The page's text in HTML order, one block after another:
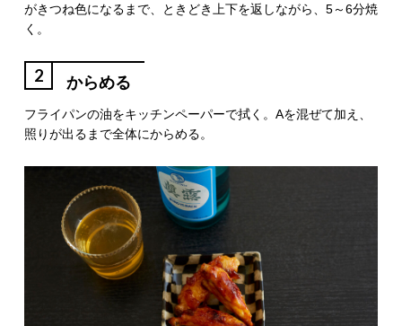
がきつね色になるまで、ときどき上下を返しながら、5～6分焼
く。
2 からめる
フライパンの油をキッチンペーパーで拭く。Aを混ぜて加え、
照りが出るまで全体にからめる。